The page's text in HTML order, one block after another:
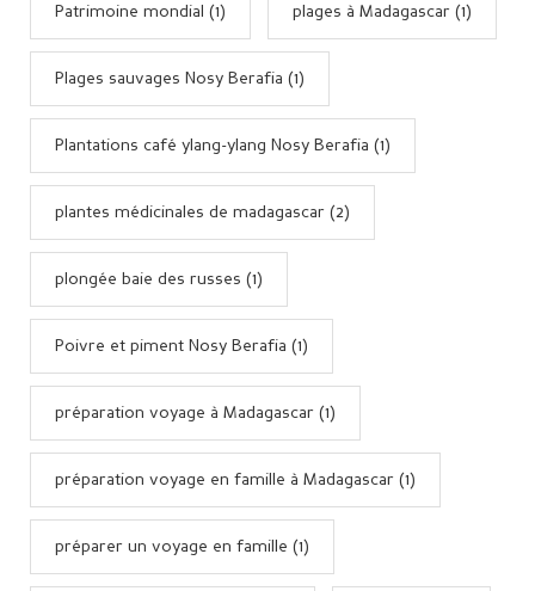
Patrimoine mondial (1) plages à Madagascar (1)
Plages sauvages Nosy Berafia (1)
Plantations café ylang-ylang Nosy Berafia (1)
plantes médicinales de madagascar (2)
plongée baie des russes (1)
Poivre et piment Nosy Berafia (1)
préparation voyage à Madagascar (1)
préparation voyage en famille à Madagascar (1)
préparer un voyage en famille (1)